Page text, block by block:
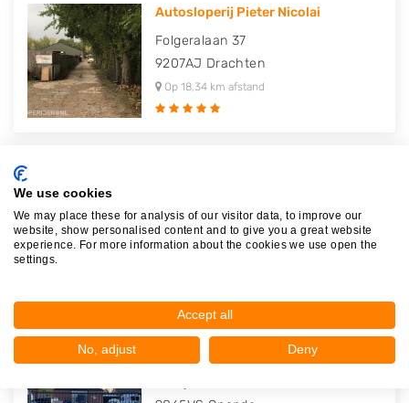
Autosloperij Pieter Nicolai
Folgeralaan 37
9207AJ Drachten
Op 18,34 km afstand
Zoom 8
9231DX Surhuisterveen
Autohandel - Autodemontage en R..
We use cookies
We may place these for analysis of our visitor data, to improve our
website, show personalised content and to give you a great website
experience. For more information about the cookies we use open the
settings.
Accept all
No, adjust Deny